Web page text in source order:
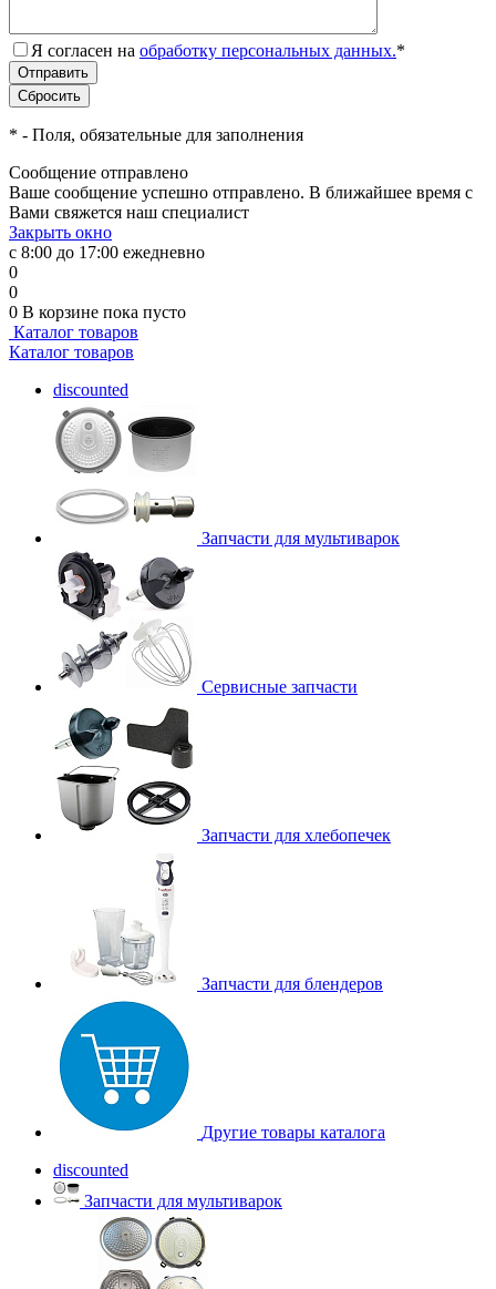
Я согласен на обработку персональных данных.*
* - Поля, обязательные для заполнения
Сообщение отправлено
Ваше сообщение успешно отправлено. В ближайшее время с
Вами свяжется наш специалист
Закрыть окно
с 8:00 до 17:00 ежедневно
0
0
0 В корзине пока пусто
Каталог товаров
Каталог товаров
discounted
Запчасти для мультиварок
Сервисные запчасти
Запчасти для хлебопечек
Запчасти для блендеров
Другие товары каталога
discounted
Запчасти для мультиварок